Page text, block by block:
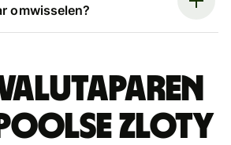
omwisselen?
valutaparen
zloty